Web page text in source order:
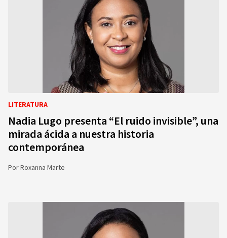
LITERATURA
Nadia Lugo presenta “El ruido invisible”, una
mirada ácida a nuestra historia
contemporánea
PorRoxanna Marte